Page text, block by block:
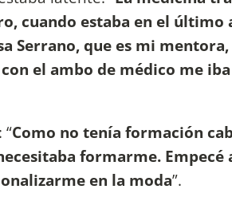
cuando estaba en el último
Serrano, que es mi
el ambo de médico me
Como no tenía formación
formarme. Empecé
en la moda”.